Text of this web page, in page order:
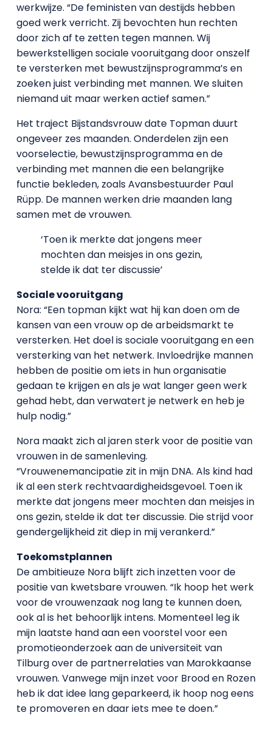
werkwijze. “De feministen van destijds hebben
goed werk verricht. Zij bevochten hun rechten
door zich af te zetten tegen mannen. Wij
bewerkstelligen sociale vooruitgang door onszelf
te versterken met bewustzijnsprogramma’s en
zoeken juist verbinding met mannen. We sluiten
niemand uit maar werken actief samen.”
Het traject Bijstandsvrouw date Topman duurt
ongeveer zes maanden. Onderdelen zijn een
voorselectie, bewustzijnsprogramma en de
verbinding met mannen die een belangrijke
functie bekleden, zoals Avansbestuurder Paul
Rüpp. De mannen werken drie maanden lang
samen met de vrouwen.
‘Toen ik merkte dat jongens meer
mochten dan meisjes in ons gezin,
stelde ik dat ter discussie’
Sociale vooruitgang
Nora: “Een topman kijkt wat hij kan doen om de
kansen van een vrouw op de arbeidsmarkt te
versterken. Het doel is sociale vooruitgang en een
versterking van het netwerk. Invloedrijke mannen
hebben de positie om iets in hun organisatie
gedaan te krijgen en als je wat langer geen werk
gehad hebt, dan verwatert je netwerk en heb je
hulp nodig.”
Nora maakt zich al jaren sterk voor de positie van
vrouwen in de samenleving.
“Vrouwenemancipatie zit in mijn DNA. Als kind had
ik al een sterk rechtvaardigheidsgevoel. Toen ik
merkte dat jongens meer mochten dan meisjes in
ons gezin, stelde ik dat ter discussie. Die strijd voor
gendergelijkheid zit diep in mij verankerd.”
Toekomstplannen
De ambitieuze Nora blijft zich inzetten voor de
positie van kwetsbare vrouwen. “Ik hoop het werk
voor de vrouwenzaak nog lang te kunnen doen,
ook al is het behoorlijk intens. Momenteel leg ik
mijn laatste hand aan een voorstel voor een
promotieonderzoek aan de universiteit van
Tilburg over de partnerrelaties van Marokkaanse
vrouwen. Vanwege mijn inzet voor Brood en Rozen
heb ik dat idee lang geparkeerd, ik hoop nog eens
te promoveren en daar iets mee te doen.”